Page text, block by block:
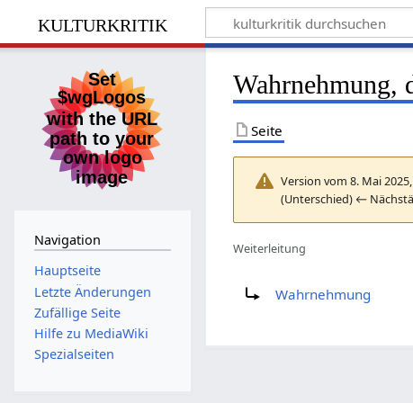
kulturkritik
Wahrnehmung,
Seite
Version vom 8. Mai
(Unterschied) ←
Weiterleitung
Wahrnehmung
Navigation
Hauptseite
Letzte Änderungen
Zufällige Seite
Hilfe zu MediaWiki
Spezialseiten